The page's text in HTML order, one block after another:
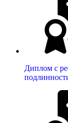
Диплом с